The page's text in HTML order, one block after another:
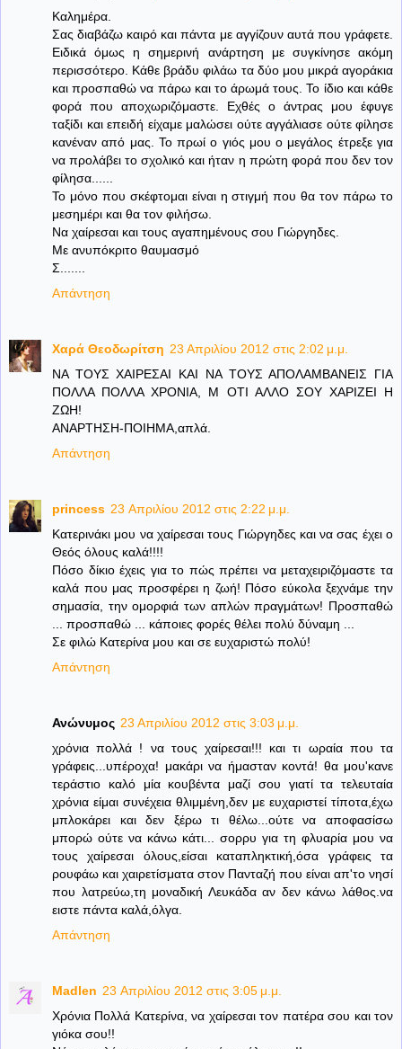
Καλημέρα.
Σας διαβάζω καιρό και πάντα με αγγίζουν αυτά που γράφετε.
Ειδικά όμως η σημερινή ανάρτηση με συγκίνησε ακόμη
περισσότερο. Κάθε βράδυ φιλάω τα δύο μου μικρά αγοράκια
και προσπαθώ να πάρω και το άρωμά τους. Το ίδιο και κάθε
φορά που αποχωριζόμαστε. Εχθές ο άντρας μου έφυγε
ταξίδι και επειδή είχαμε μαλώσει ούτε αγγάλιασε ούτε φίλησε
κανέναν από μας. Το πρωί ο γιός μου ο μεγάλος έτρεξε για
να προλάβει το σχολικό και ήταν η πρώτη φορά που δεν τον
φίλησα......
Το μόνο που σκέφτομαι είναι η στιγμή που θα τον πάρω το
μεσημέρι και θα τον φιλήσω.
Να χαίρεσαι και τους αγαπημένους σου Γιώργηδες.
Με ανυπόκριτο θαυμασμό
Σ.......
Απάντηση
Χαρά Θεοδωρίτση 23 Απριλίου 2012 στις 2:02 μ.μ.
ΝΑ ΤΟΥΣ ΧΑΙΡΕΣΑΙ ΚΑΙ ΝΑ ΤΟΥΣ ΑΠΟΛΑΜΒΑΝΕΙΣ ΓΙΑ
ΠΟΛΛΑ ΠΟΛΛΑ ΧΡΟΝΙΑ, Μ ΟΤΙ ΑΛΛΟ ΣΟΥ ΧΑΡΙΖΕΙ Η
ΖΩΗ!
ΑΝΑΡΤΗΣΗ-ΠΟΙΗΜΑ,απλά.
Απάντηση
princess 23 Απριλίου 2012 στις 2:22 μ.μ.
Κατερινάκι μου να χαίρεσαι τους Γιώργηδες και να σας έχει ο
Θεός όλους καλά!!!!
Πόσο δίκιο έχεις για το πώς πρέπει να μεταχειριζόμαστε τα
καλά που μας προσφέρει η ζωή! Πόσο εύκολα ξεχνάμε την
σημασία, την ομορφιά των απλών πραγμάτων! Προσπαθώ
... προσπαθώ ... κάποιες φορές θέλει πολύ δύναμη ...
Σε φιλώ Κατερίνα μου και σε ευχαριστώ πολύ!
Απάντηση
Ανώνυμος 23 Απριλίου 2012 στις 3:03 μ.μ.
χρόνια πολλά ! να τους χαίρεσαι!!! και τι ωραία που τα
γράφεις...υπέροχα! μακάρι να ήμασταν κοντά! θα μου'κανε
τεράστιο καλό μία κουβέντα μαζί σου γιατί τα τελευταία
χρόνια είμαι συνέχεια θλιμμένη,δεν με ευχαριστεί τίποτα,έχω
μπλοκάρει και δεν ξέρω τι θέλω...ούτε να αποφασίσω
μπορώ ούτε να κάνω κάτι... σορρυ για τη φλυαρία μου να
τους χαίρεσαι όλους,είσαι καταπληκτική,όσα γράφεις τα
ρουφάω και χαιρετίσματα στον Πανταζή που είναι απ'το νησί
που λατρεύω,τη μοναδική Λευκάδα αν δεν κάνω λάθος.να
ειστε πάντα καλά,όλγα.
Απάντηση
Madlen 23 Απριλίου 2012 στις 3:05 μ.μ.
Χρόνια Πολλά Κατερίνα, να χαίρεσαι τον πατέρα σου και τον
γιόκα σου!!